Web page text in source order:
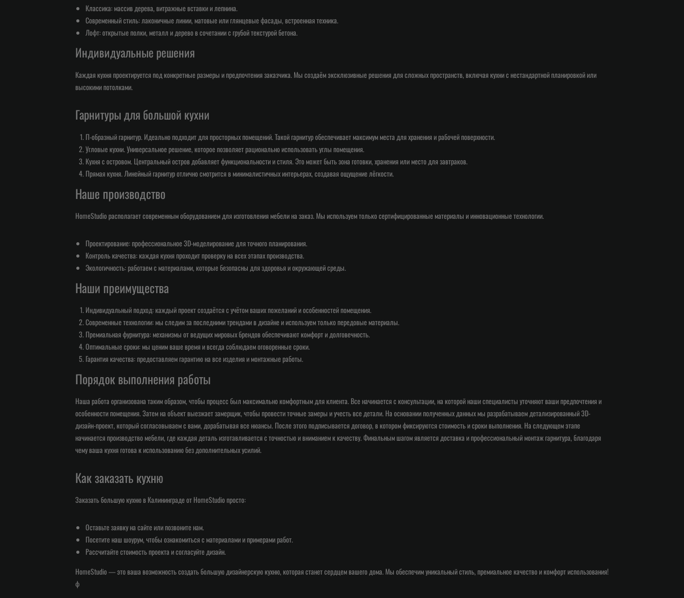
Классика: массив дерева, витражные вставки и лепнина.
Современный стиль: лаконичные линии, матовые или глянцевые фасады, встроенная техника.
Лофт: открытые полки, металл и дерево в сочетании с грубой текстурой бетона.
Индивидуальные решения
Каждая кухня проектируется под конкретные размеры и предпочтения заказчика. Мы создаём эксклюзивные решения для сложных пространств, включая кухни с нестандартной планировкой или
высокими потолками.
Гарнитуры для большой кухни
П-образный гарнитур. Идеально подходит для просторных помещений. Такой гарнитур обеспечивает максимум места для хранения и рабочей поверхности.
Угловые кухни. Универсальное решение, которое позволяет рационально использовать углы помещения.
Кухня с островом. Центральный остров добавляет функциональности и стиля. Это может быть зона готовки, хранения или место для завтраков.
Прямая кухня. Линейный гарнитур отлично смотрится в минималистичных интерьерах, создавая ощущение лёгкости.
Наше производство
HomeStudio располагает современным оборудованием для изготовления мебели на заказ. Мы используем только сертифицированные материалы и инновационные технологии.
Проектирование: профессиональное 3D-моделирование для точного планирования.
Контроль качества: каждая кухня проходит проверку на всех этапах производства.
Экологичность: работаем с материалами, которые безопасны для здоровья и окружающей среды.
Наши преимущества
Индивидуальный подход: каждый проект создаётся с учётом ваших пожеланий и особенностей помещения.
Современные технологии: мы следим за последними трендами в дизайне и используем только передовые материалы.
Премиальная фурнитура: механизмы от ведущих мировых брендов обеспечивают комфорт и долговечность.
Оптимальные сроки: мы ценим ваше время и всегда соблюдаем оговоренные сроки.
Гарантия качества: предоставляем гарантию на все изделия и монтажные работы.
Порядок выполнения работы
Наша работа организована таким образом, чтобы процесс был максимально комфортным для клиента. Все начинается с консультации, на которой наши специалисты уточняют ваши предпочтения и
особенности помещения. Затем на объект выезжает замерщик, чтобы провести точные замеры и учесть все детали. На основании полученных данных мы разрабатываем детализированный 3D-
дизайн-проект, который согласовываем с вами, дорабатывая все нюансы. После этого подписывается договор, в котором фиксируются стоимость и сроки выполнения. На следующем этапе
начинается производство мебели, где каждая деталь изготавливается с точностью и вниманием к качеству. Финальным шагом является доставка и профессиональный монтаж гарнитура, благодаря
чему ваша кухня готова к использованию без дополнительных усилий.
Как заказать кухню
Заказать большую кухню в Калининграде от HomeStudio просто:
Оставьте заявку на сайте или позвоните нам.
Посетите наш шоурум, чтобы ознакомиться с материалами и примерами работ.
Рассчитайте стоимость проекта и согласуйте дизайн.
HomeStudio — это ваша возможность создать большую дизайнерскую кухню, которая станет сердцем вашего дома. Мы обеспечим уникальный стиль, премиальное качество и комфорт использования!
ф